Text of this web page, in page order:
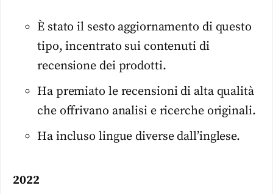
È stato il sesto aggiornamento di questo
tipo, incentrato sui contenuti di
recensione dei prodotti.
Ha premiato le recensioni di alta qualità
che offrivano analisi e ricerche originali.
Ha incluso lingue diverse dall’inglese.
2022